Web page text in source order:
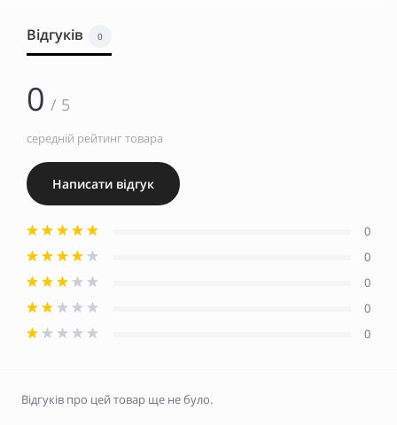
Відгуків 0
0 / 5
середній рейтинг товара
Написати відгук
0
0
0
0
0
Відгуків про цей товар ще не було.